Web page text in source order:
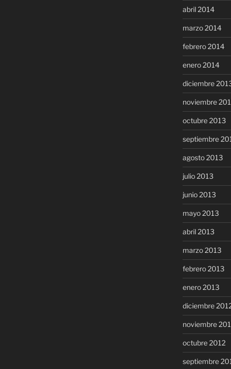
abril 2014
marzo 2014
febrero 2014
enero 2014
diciembre
noviembre
octubre 2013
septiembre
agosto 2013
julio 2013
junio 2013
mayo 2013
abril 2013
marzo 2013
febrero 2013
enero 2013
diciembre
noviembre
octubre 2012
septiembre